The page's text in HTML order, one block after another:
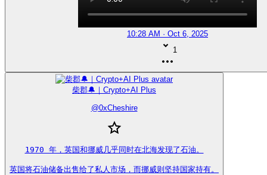
10:28 AM · Oct 6, 2025
1
柴郡🔔｜Crypto+AI Plus
@0xCheshire
1970 年，英国和挪威几乎同时在北海发现了石油。
英国将石油储备出售给了私人市场，而挪威则坚持国家持有。